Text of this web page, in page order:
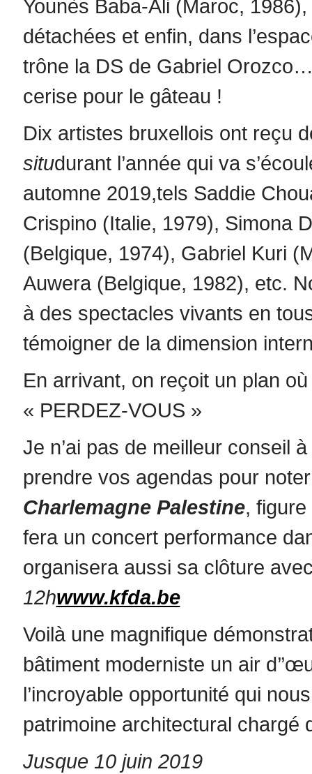
Younès Baba-Ali (Maroc,
détachées et enfin, dans
trône la DS de Gabriel
cerise pour le gâteau !
Dix artistes bruxellois ont reçu
situdurant l’année qui va
automne 2019,tels Saddie
Crispino (Italie, 1979), Simona
(Belgique, 1974), Gabriel Kuri
Auwera (Belgique, 1982), etc.
à des spectacles vivants en
témoigner de la dimension
En arrivant, on reçoit un plan
« PERDEZ-VOUS »
Je n’ai pas de meilleur conseil
prendre vos agendas pour
Charlemagne Palestine, figure
fera un concert performance
organisera aussi sa clôture
12hwww.kfda.be
Voilà une magnifique
bâtiment moderniste un air
l’incroyable opportunité qui
patrimoine architectural chargé
Jusque 10 juin 2019